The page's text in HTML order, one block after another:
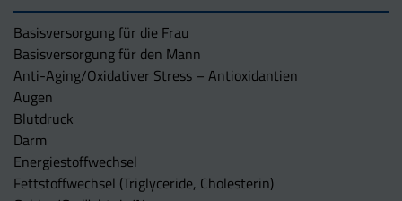
Basisversorgung für die Frau
Basisversorgung für den Mann
Anti-Aging/Oxidativer Stress – Antioxidantien
Augen
Blutdruck
Darm
Energiestoffwechsel
Fettstoffwechsel (Triglyceride, Cholesterin)